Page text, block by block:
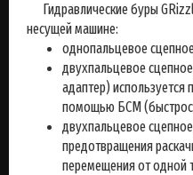
Гидравлические буры
несущей машине:
однопальцевое
двухпальцевое
адаптер) используется
помощью БСМ
двухпальцевое
предотвращения
перемещения от одной